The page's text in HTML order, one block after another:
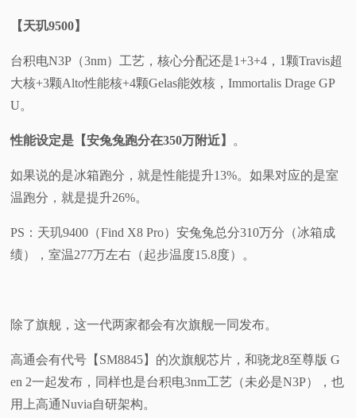
【天玑9500】
台积电N3P（3nm）工艺，核心分配还是1+3+4，1颗Travis超
大核+3颗Alto性能核+4颗Gelas能效核，Immortalis Drage GP
U。
性能设定是【安兔兔跑分在350万附近】 。
如果说的是冰箱跑分，就是性能提升13%。如果对应的是室
温跑分，就是提升26%。
PS：天玑9400（Find X8 Pro）安兔兔总分310万分（冰箱成
绩），室温277万左右（起步温度15.8度）。
除了旗舰，这一代两家都会有次旗舰一同发布。
高通会有代号【SM8845】的次旗舰芯片，和骁龙8至尊版 G
en 2一起发布，同样也是台积电3nm工艺（未必是N3P），也
用上高通Nuvia自研架构。